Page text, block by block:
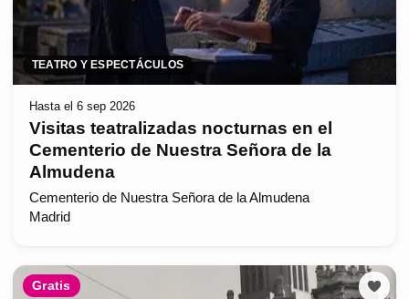
TEATRO Y ESPECTÁCULOS
Hasta el 6 sep 2026
Visitas teatralizadas nocturnas en el
Cementerio de Nuestra Señora de la
Almudena
Cementerio de Nuestra Señora de la Almudena
Madrid
Gratis